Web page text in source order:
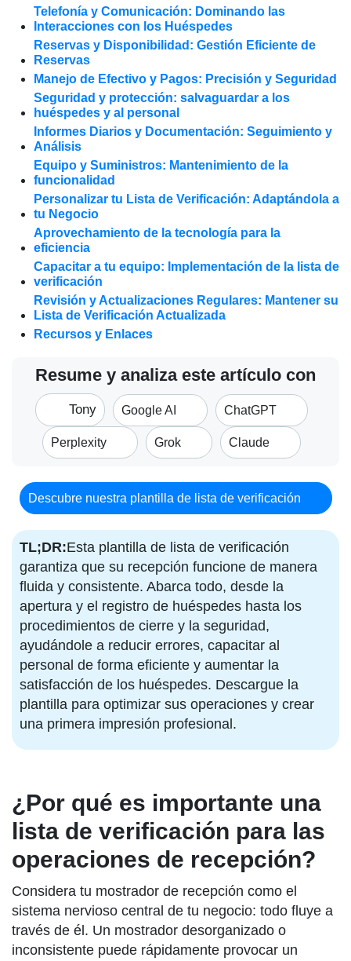
Telefonía y Comunicación: Dominando las
Interacciones con los Huéspedes
Reservas y Disponibilidad: Gestión Eficiente de
Reservas
Manejo de Efectivo y Pagos: Precisión y Seguridad
Seguridad y protección: salvaguardar a los
huéspedes y al personal
Informes Diarios y Documentación: Seguimiento y
Análisis
Equipo y Suministros: Mantenimiento de la
funcionalidad
Personalizar tu Lista de Verificación: Adaptándola a
tu Negocio
Aprovechamiento de la tecnología para la
eficiencia
Capacitar a tu equipo: Implementación de la lista de
verificación
Revisión y Actualizaciones Regulares: Mantener su
Lista de Verificación Actualizada
Recursos y Enlaces
Resume y analiza este artículo con
Tony Google AI ChatGPT
Perplexity Grok Claude
Descubre nuestra plantilla de lista de verificación
TL;DR:Esta plantilla de lista de verificación
garantiza que su recepción funcione de manera
fluida y consistente. Abarca todo, desde la
apertura y el registro de huéspedes hasta los
procedimientos de cierre y la seguridad,
ayudándole a reducir errores, capacitar al
personal de forma eficiente y aumentar la
satisfacción de los huéspedes. Descargue la
plantilla para optimizar sus operaciones y crear
una primera impresión profesional.
¿Por qué es importante una
lista de verificación para las
operaciones de recepción?
Considera tu mostrador de recepción como el
sistema nervioso central de tu negocio: todo fluye a
través de él. Un mostrador desorganizado o
inconsistente puede rápidamente provocar un